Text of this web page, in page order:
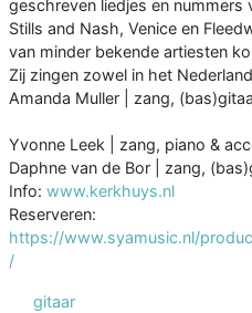
geschreven liedjes en nummers
Stills and Nash, Venice en
van minder bekende artiesten
Zij zingen zowel in het
Amanda Muller | zang,
Yvonne Leek | zang, piano &
Daphne van de Bor | zang,
Info: www.kerkhuys.nl
Reserveren:
https://www.syamusic.nl/
/
gitaar